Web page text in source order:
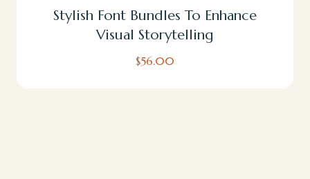
Stylish Font Bundles To Enhance
Visual Storytelling
$56.00